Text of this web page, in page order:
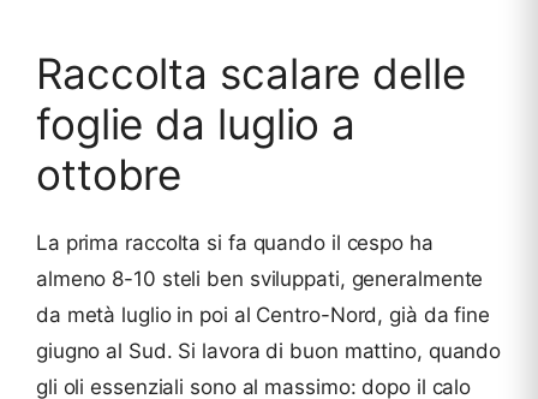
Raccolta scalare delle
foglie da luglio a
ottobre
La prima raccolta si fa quando il cespo ha
almeno 8-10 steli ben sviluppati, generalmente
da metà luglio in poi al Centro-Nord, già da fine
giugno al Sud. Si lavora di buon mattino, quando
gli oli essenziali sono al massimo: dopo il calo